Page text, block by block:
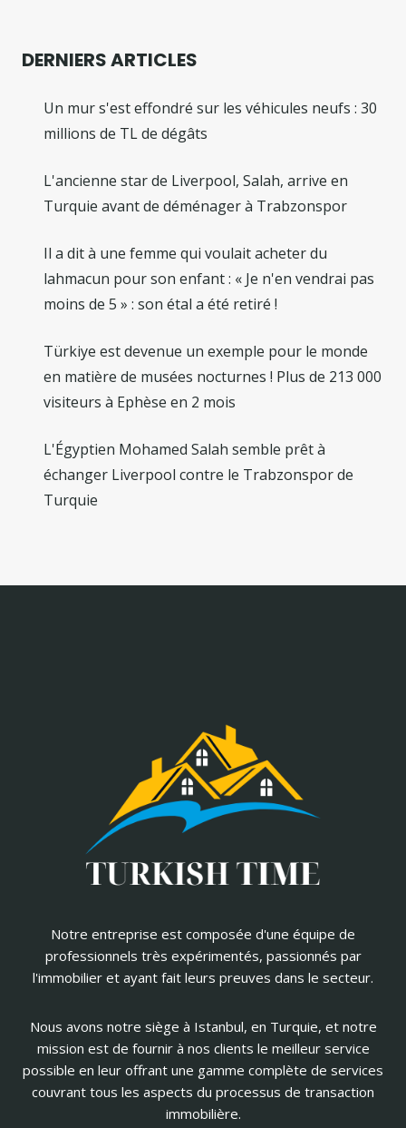
DERNIERS ARTICLES
Un mur s'est effondré sur les véhicules neufs : 30
millions de TL de dégâts
L'ancienne star de Liverpool, Salah, arrive en
Turquie avant de déménager à Trabzonspor
Il a dit à une femme qui voulait acheter du
lahmacun pour son enfant : « Je n'en vendrai pas
moins de 5 » : son étal a été retiré !
Türkiye est devenue un exemple pour le monde
en matière de musées nocturnes ! Plus de 213 000
visiteurs à Ephèse en 2 mois
L'Égyptien Mohamed Salah semble prêt à
échanger Liverpool contre le Trabzonspor de
Turquie
Notre entreprise est composée d'une équipe de
professionnels très expérimentés, passionnés par
l'immobilier et ayant fait leurs preuves dans le secteur.
Nous avons notre siège à Istanbul, en Turquie, et notre
mission est de fournir à nos clients le meilleur service
possible en leur offrant une gamme complète de services
couvrant tous les aspects du processus de transaction
immobilière.